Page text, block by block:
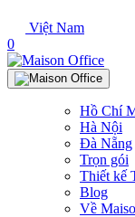
Việt Nam
0
Hồ Chí
Hà Nội
Đà Nẵng
Trọn gói
Thiết kế
Blog
Về